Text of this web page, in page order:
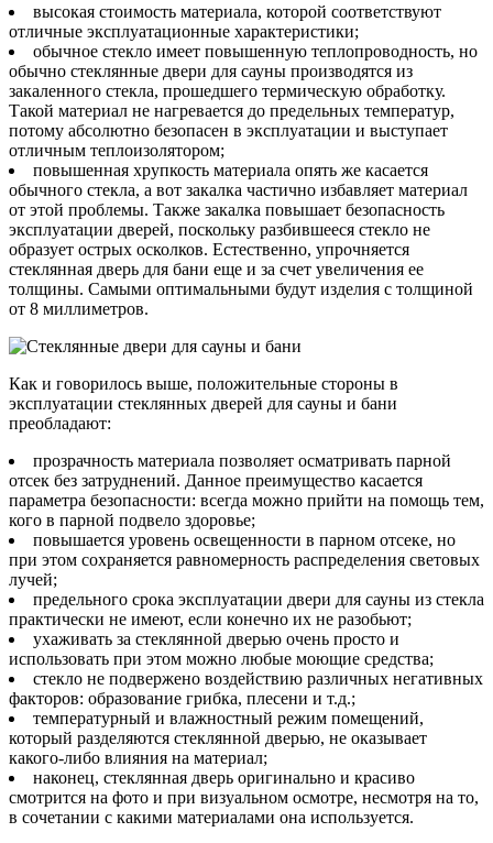
высокая стоимость материала, которой соответствуют
отличные эксплуатационные характеристики;
обычное стекло имеет повышенную теплопроводность, но
обычно стеклянные двери для сауны производятся из
закаленного стекла, прошедшего термическую обработку.
Такой материал не нагревается до предельных температур,
потому абсолютно безопасен в эксплуатации и выступает
отличным теплоизолятором;
повышенная хрупкость материала опять же касается
обычного стекла, а вот закалка частично избавляет материал
от этой проблемы. Также закалка повышает безопасность
эксплуатации дверей, поскольку разбившееся стекло не
образует острых осколков. Естественно, упрочняется
стеклянная дверь для бани еще и за счет увеличения ее
толщины. Самыми оптимальными будут изделия с толщиной
от 8 миллиметров.
Как и говорилось выше, положительные стороны в
эксплуатации стеклянных дверей для сауны и бани
преобладают:
прозрачность материала позволяет осматривать парной
отсек без затруднений. Данное преимущество касается
параметра безопасности: всегда можно прийти на помощь тем,
кого в парной подвело здоровье;
повышается уровень освещенности в парном отсеке, но
при этом сохраняется равномерность распределения световых
лучей;
предельного срока эксплуатации двери для сауны из стекла
практически не имеют, если конечно их не разобьют;
ухаживать за стеклянной дверью очень просто и
использовать при этом можно любые моющие средства;
стекло не подвержено воздействию различных негативных
факторов: образование грибка, плесени и т.д.;
температурный и влажностный режим помещений,
который разделяются стеклянной дверью, не оказывает
какого-либо влияния на материал;
наконец, стеклянная дверь оригинально и красиво
смотрится на фото и при визуальном осмотре, несмотря на то,
в сочетании с какими материалами она используется.